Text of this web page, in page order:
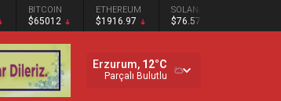
BITCOIN
$65012
ETHEREUM
$1916.97
SOLANA
$76.57
Erzurum, 12°C
Parçalı Bulutlu